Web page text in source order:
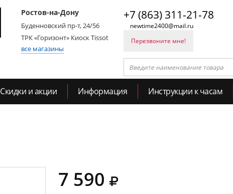
Ростов-на-Дону
Буденновский пр-т, 24/56
ТРК «Горизонт» Киоск Tissot
все магазины
+7 (863) 311-21-78
newtime2400@mail.ru
Перезвоните мне!
Скидки и акции Информация Инструкции к часам
7 590